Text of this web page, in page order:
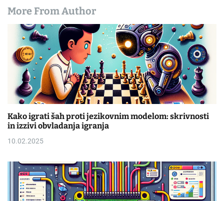
More From Author
Kako igrati šah proti jezikovnim modelom: skrivnosti
in izzivi obvladanja igranja
10.02.2025